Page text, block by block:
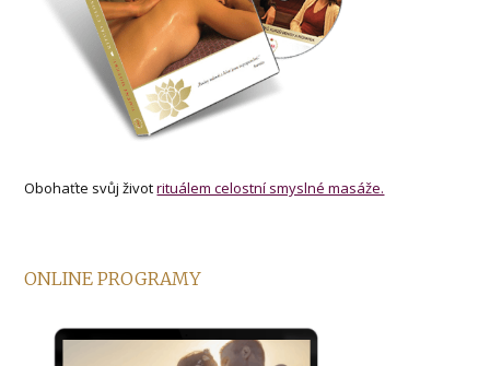
Obohaťte svůj životrituálem celostní smyslné masáže.
ONLINE PROGRAMY